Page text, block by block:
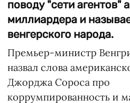
поводу "сети агентов"
миллиардера и
венгерского народа.
Премьер-министр
назвал слова
Джорджа Сороса про
коррумпированность и